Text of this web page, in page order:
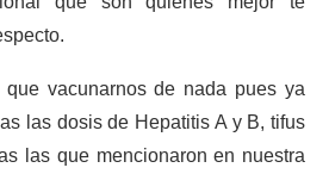
que vacunarnos de nada pues ya
las dosis de Hepatitis A y B, tifus
las que mencionaron en nuestra